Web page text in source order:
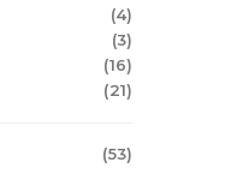
(4)
(3)
(16)
(21)
(53)